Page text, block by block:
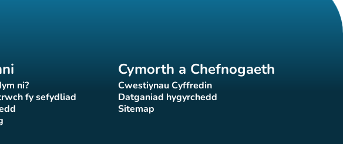
ni?
newydd)
fy sefydliad
(tab newydd)
newydd)
newydd)
Cymorth a Chefnogaeth
Cwestiynau Cyffredin
(tab newydd)
Datganiad hygyrchedd
(tab newydd)
Sitemap(tab newydd)